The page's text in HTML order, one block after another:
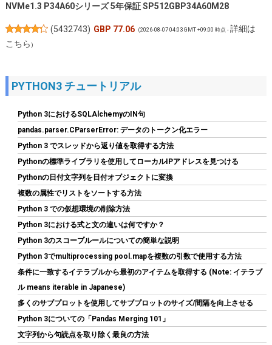
NVMe1.3 P34A60シリーズ 5年保証 SP512GBP34A60M28
(5432743) GBP 77.06 (2026-08-07 04:03 GMT +09:00 時点 -詳細は
こちら)
ARCTIC MX-4（スパチュラ付属・4g）– CPU/GPU 用 高性能サー
マルグリス、非常に高い熱伝導率、長期耐久、安全で簡単な塗布
(54570114) GBP 6.54
こちら)
PYTHON3 チュートリアル
Python 3におけるSQLAlchemyのIN句
pandas.parser.CParserError: データのトークン化エラー
Python 3 でスレッドから返り値を取得する方法
Pythonの標準ライブラリを使用してローカルIPアドレスを見つける
Pythonの日付文字列を日付オブジェクトに変換
複数の属性でリストをソートする方法
Python 3 での仮想環境の削除方法
Python 3における式と文の違いは何ですか？
Python 3のスコープルールについての簡単な説明
Python 3でmultiprocessing pool.mapを複数の引数で使用する方法
条件に一致するイテラブルから最初のアイテムを取得する (Note: イテラブ
ル means iterable in Japanese)
多くのサブプロットを使用してサブプロットのサイズ/間隔を向上させる
Python 3についての「Pandas Merging 101」
文字列から句読点を取り除く最良の方法